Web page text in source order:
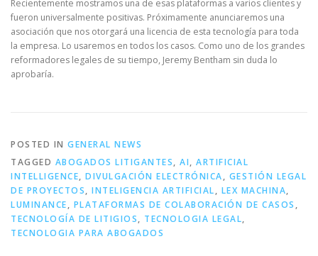
Recientemente mostramos una de esas plataformas a varios clientes y
fueron universalmente positivas. Próximamente anunciaremos una
asociación que nos otorgará una licencia de esta tecnología para toda
la empresa. Lo usaremos en todos los casos. Como uno de los grandes
reformadores legales de su tiempo, Jeremy Bentham sin duda lo
aprobaría.
POSTED IN GENERAL NEWS
TAGGED ABOGADOS LITIGANTES, AI, ARTIFICIAL
INTELLIGENCE, DIVULGACIÓN ELECTRÓNICA, GESTIÓN LEGAL
DE PROYECTOS, INTELIGENCIA ARTIFICIAL, LEX MACHINA,
LUMINANCE, PLATAFORMAS DE COLABORACIÓN DE CASOS ,
TECNOLOGÍA DE LITIGIOS, TECNOLOGIA LEGAL,
TECNOLOGIA PARA ABOGADOS